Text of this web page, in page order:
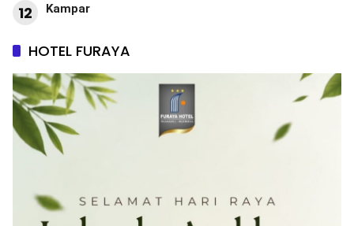
12 Kampar
HOTEL FURAYA